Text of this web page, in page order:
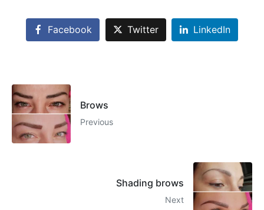
Facebook Twitter LinkedIn
Brows
Previous
Shading brows
Next